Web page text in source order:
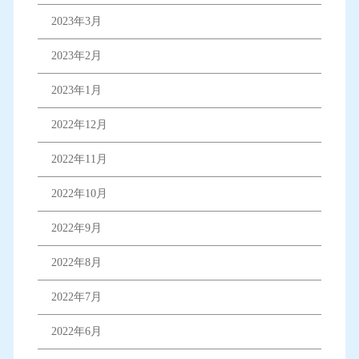
2023年3月
2023年2月
2023年1月
2022年12月
2022年11月
2022年10月
2022年9月
2022年8月
2022年7月
2022年6月